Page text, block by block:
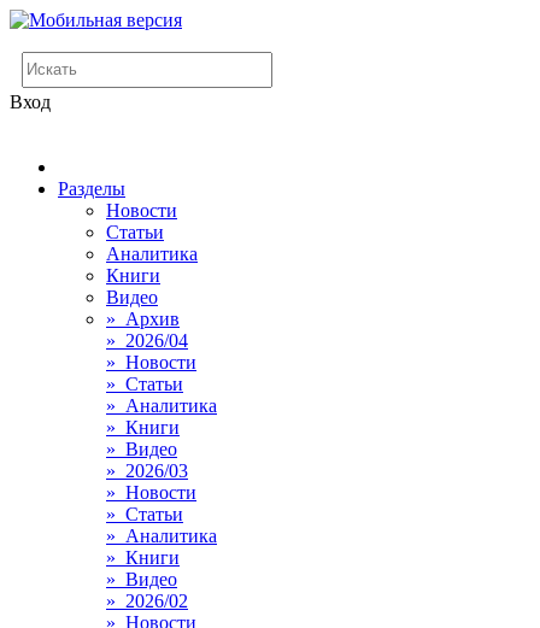
Вход
Разделы
Новости
Статьи
Аналитика
Книги
Видео
» Архив
» 2026/04
» Новости
» Статьи
» Аналитика
» Книги
» Видео
» 2026/03
» Новости
» Статьи
» Аналитика
» Книги
» Видео
» 2026/02
» Новости